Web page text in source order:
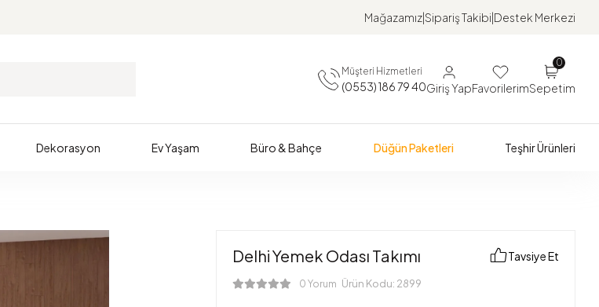
MağazamızSipariş Takibi Destek Merkezi
Müşteri Hizmetleri
(0553) 186 79 40Giriş YapFavorilerim
0
Sepetim
Dekorasyon Ev Yaşam Büro & Bahçe Düğün Paketleri Teşhir Ürünleri
Delhi Yemek Odası Takımı
0 Yorum Ürün Kodu: 2899
Tavsiye Et